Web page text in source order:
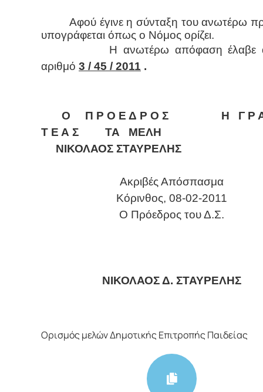
Αφού έγινε η σύνταξη του ανωτέρω
υπογράφεται όπως ο Νόμος ορίζει.
Η ανωτέρω απόφαση έλαβε
αριθμό 3 / 45 / 2011 .
Ο Π Ρ Ο Ε Δ Ρ Ο Σ Η Γ Ρ Α
Τ Ε Α Σ ΤΑ ΜΕΛΗ
ΝΙΚΟΛΑΟΣ ΣΤΑΥΡΕΛΗΣ
Ακριβές Απόσπασμα
Κόρινθος, 08-02-2011
O Πρόεδρος του Δ.Σ.
ΝΙΚΟΛΑΟΣ Δ. ΣΤΑΥΡΕΛΗΣ
Ορισμός μελών Δημοτικής Επιτροπής Παιδείας